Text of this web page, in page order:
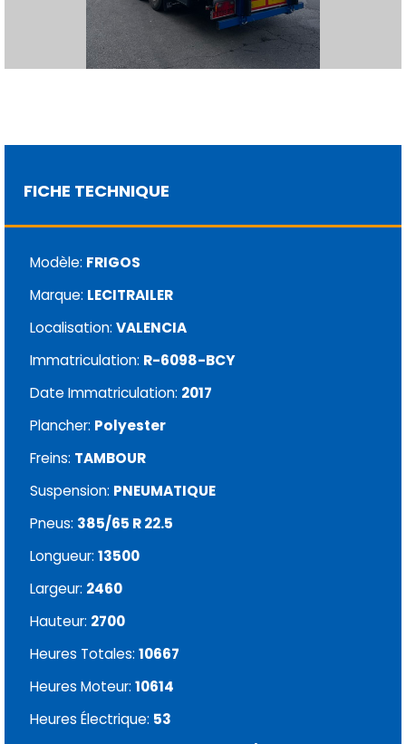
FICHE TECHNIQUE
Modèle: FRIGOS
Marque: LECITRAILER
Localisation: VALENCIA
Immatriculation: R-6098-BCY
Date Immatriculation: 2017
Plancher: Polyester
Freins: TAMBOUR
Suspension: PNEUMATIQUE
Pneus: 385/65 R 22.5
Longueur: 13500
Largeur: 2460
Hauteur: 2700
Heures Totales: 10667
Heures Moteur: 10614
Heures Électrique: 53